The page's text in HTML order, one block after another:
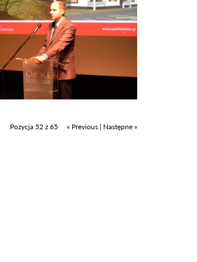
Pozycja 52 z 65 « Previous | Następne »